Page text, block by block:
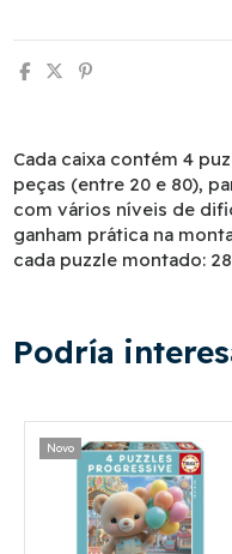
Cada caixa contém 4
peças (entre 20 e 80),
com vários níveis de
ganham prática na
cada puzzle montado:
Podría
Novo